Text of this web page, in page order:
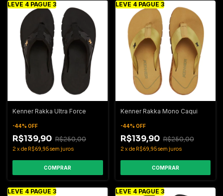
LEVE 4 PAGUE 3
Kenner Rakka Ultra Force
-44% OFF
R$139,90 R$250,00
2 x de R$69,95sem juros
COMPRAR
LEVE 4 PAGUE 3
Kenner Rakka Mono Caqui
-44% OFF
R$139,90 R$250,00
2 x de R$69,95sem juros
COMPRAR
LEVE 4 PAGUE 3 LEVE 4 PAGUE 3